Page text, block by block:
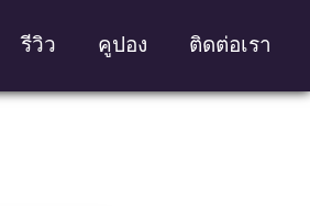
รีวิว คูปอง ติดต่อเรา